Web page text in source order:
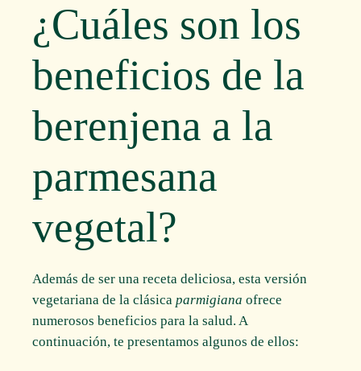
¿Cuáles son los
beneficios de la
berenjena a la
parmesana
vegetal?
Además de ser una receta deliciosa, esta versión
vegetariana de la clásicaparmigiana ofrece
numerosos beneficios para la salud. A
continuación, te presentamos algunos de ellos: